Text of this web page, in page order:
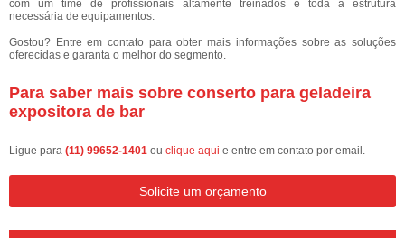
com um time de profissionais altamente treinados e toda a estrutura
necessária de equipamentos.
Gostou? Entre em contato para obter mais informações sobre as soluções
oferecidas e garanta o melhor do segmento.
Para saber mais sobre conserto para geladeira
expositora de bar
Ligue para (11) 99652-1401 ou clique aqui e entre em contato por email.
Solicite um orçamento